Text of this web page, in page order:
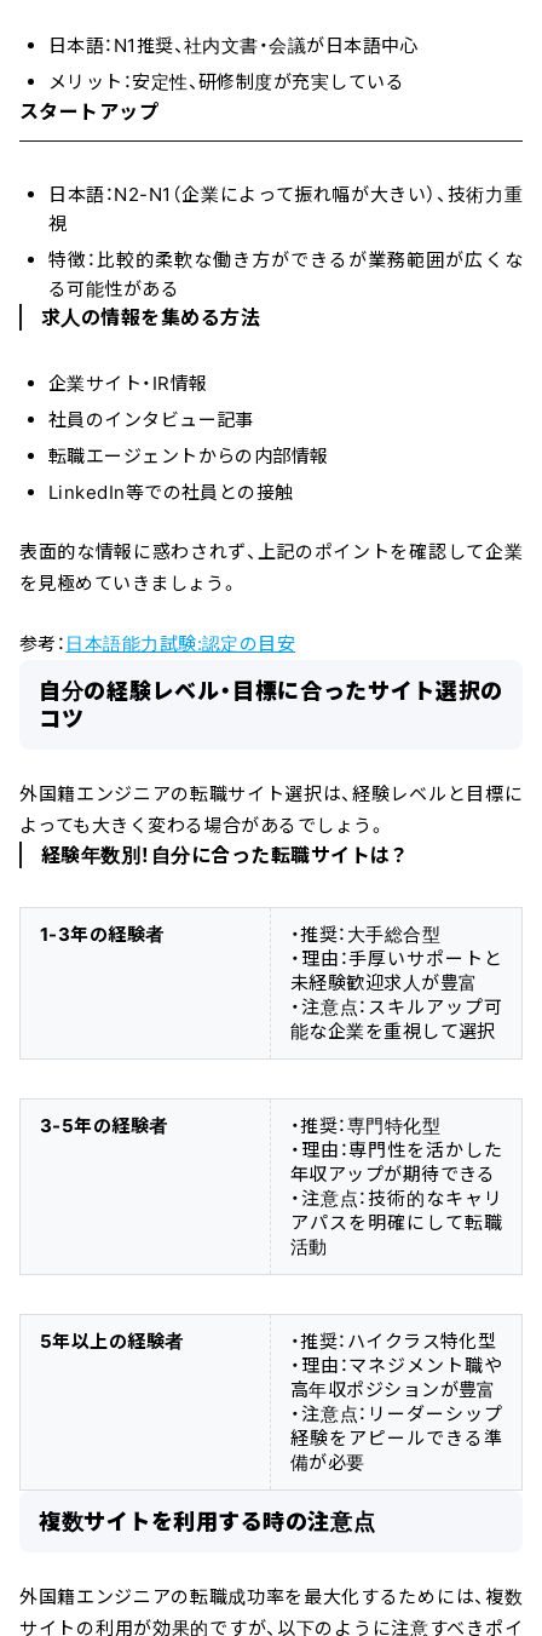
日本語：N1推奨、社内文書・会議が日本語中心
メリット：安定性、研修制度が充実している
スタートアップ
日本語：N2-N1（企業によって振れ幅が大きい）、技術力重
視
特徴：比較的柔軟な働き方ができるが業務範囲が広くな
る可能性がある
求人の情報を集める方法
企業サイト・IR情報
社員のインタビュー記事
転職エージェントからの内部情報
LinkedIn等での社員との接触
表面的な情報に惑わされず、上記のポイントを確認して企業
を見極めていきましょう。
参考： 日本語能力試験:認定の目安
自分の経験レベル・目標に合ったサイト選択の
コツ
外国籍エンジニアの転職サイト選択は、経験レベルと目標に
よっても大きく変わる場合があるでしょう。
経験年数別！自分に合った転職サイトは？
1-3年の経験者
・推奨：大手総合型
・理由：手厚いサポートと
未経験歓迎求人が豊富
・注意点：スキルアップ可
能な企業を重視して選択
3-5年の経験者
・推奨：専門特化型
・理由：専門性を活かした
年収アップが期待できる
・注意点：技術的なキャリ
アパスを明確にして転職
活動
5年以上の経験者
・推奨：ハイクラス特化型
・理由：マネジメント職や
高年収ポジションが豊富
・注意点：リーダーシップ
経験をアピールできる準
備が必要
複数サイトを利用する時の注意点
外国籍エンジニアの転職成功率を最大化するためには、複数
サイトの利用が効果的ですが、以下のように注意すべきポイ